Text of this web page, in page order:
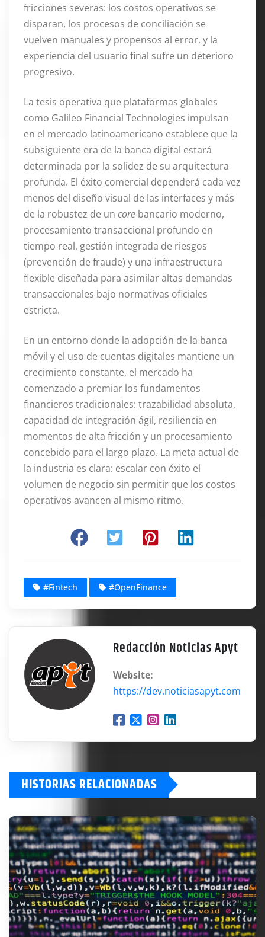
fricciones severas: los costos operativos se
disparan, los procesos de conciliación se
vuelven manuales y propensos al error, y la
experiencia del usuario final sufre un deterioro
progresivo.
La tesis operativa que plataformas globales
como Galileo Financial Technologies impulsan
en el mercado latinoamericano establece que la
subsiguiente era de la banca digital estará
determinada por la solidez de su arquitectura
profunda. El éxito comercial dependerá cada vez
menos del diseño visual de las interfaces y más
de la robustez de un core bancario moderno,
procesamiento transaccional profundo en
tiempo real, gestión integrada de riesgos
(prevención de fraude) y una infraestructura
flexible diseñada para asimilar altas demandas
transaccionales bajo normativas oficiales
estricta.
En un entorno donde la adopción de la banca
móvil y el uso de cuentas digitales mantiene un
crecimiento constante, el mercado ha
comenzado a premiar los fundamentos
financieros tradicionales: trazabilidad absoluta,
capacidad de integración ágil, resiliencia en
momentos de alta fricción y un procesamiento
concebido para el largo plazo. La meta actual de
la industria es clara: escalar con éxito el
volumen de negocio sin permitir que los costos
operativos avancen al mismo ritmo.
#Fintech #OpenFinance
Redacción Noticias Apyt
Website:
https://dev.noticiasapyt.com
HISTORIAS RELACIONADAS